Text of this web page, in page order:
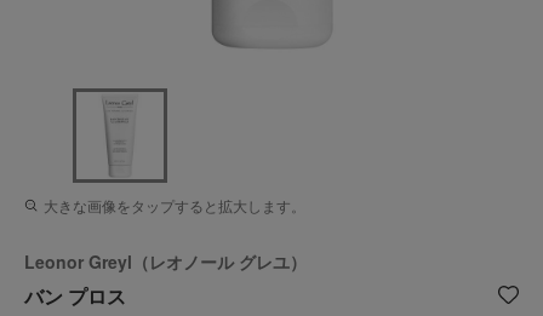
大きな画像をタップすると拡大します。
Leonor Greyl（レオノール グレユ）
バン プロス